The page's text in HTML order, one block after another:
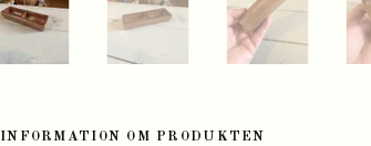
INFORMATION OM PRODUKTEN